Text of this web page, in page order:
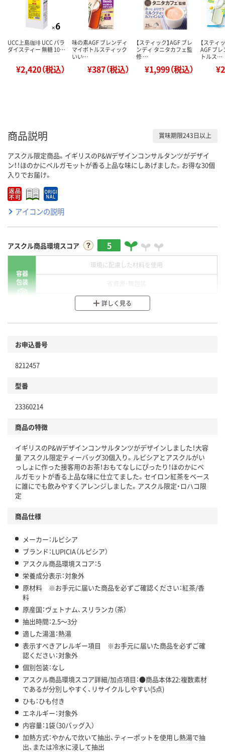
UCC上島珈琲 UCC パラ
ダイスティー 無糖 10…
¥2,420（税込）
味の素AGF ブレンディ
マイボトルスティック
いい…
¥387（税込）
【スティック】AGF ブレ
ンディ タニタカフェ監
修 …
¥1,999（税込）
【スティ
AGF ブ
トルス…
商品説明 賞味期限243日以上
アスクル限定商品。イギリスのP&Wデザインコンサルタンツがデザイ
ン！！ほのかにベルガモットが香る上品な味にしあげました。お得な30個
入りでお届け。
アイコンの説明
アスクル商品環境スコア 5
容器
包装
環境に配慮した材料を使用
分別・リサイクルしやすい設計
本体
仕組
この商品の環境配慮ポイントです。下記商品詳細「
アスクル商品環境スコア詳細／加点項目
」で確認できます。
詳しく見る
お申込番号
8212457
型番
23360214
商品の特徴
イギリスのP&Wデザインコンサルタンツがデザインしました！大容
量 アスクル限定ティーバッグ30個入り。ルピシアとアスクルがい
っしょに作った接客用のお茶！おもてなしにぴったり！ほのかにベ
ルガモットが香る上品な味に仕立てました。セイロン紅茶をベース
に誰にでも飲みやすくアレンジしました。アスクル限定・ロハコ限
定
商品仕様
メーカー：ルピシア
ブランド：LUPICIA（ルピシア）
アスクル商品環境スコア：5
栄養成分表示：対象外
原材料 ※お手元に届いた商品を必ずご確認ください：紅茶/香
料
原産国：ヴェトナム、スリランカ（茶）
抽出時間：2.5～3分
適した湯温：熱湯
表示すべきアレルギー項目 ※お手元に届いた商品を必ずご確
認ください：対象外
個別包装：なし
アスクル商品環境スコア詳細/加点項目：●商品本体22:複数素材
であるが分別しやすく、リサイクルしやすい(5点)
ひも：ひも付き
エネルギー：対象外
内容量：1袋（30バッグ入）
加熱方式：やかんで炊いて抽出、ティーポットを使用し熱湯で抽
出、または冷水に浸して抽出